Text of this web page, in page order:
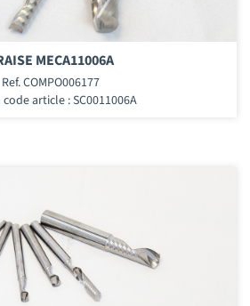
MECA11006A
Ref. COMPO006177
article : SC0011006A